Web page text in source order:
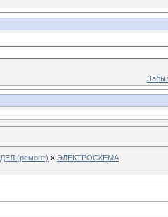
(ремонт) » ЭЛЕКТРОСХЕМА